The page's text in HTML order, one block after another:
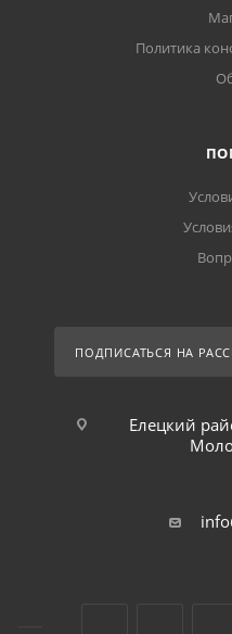
Политика
ПОДПИСАТЬСЯ НА
Елецкий